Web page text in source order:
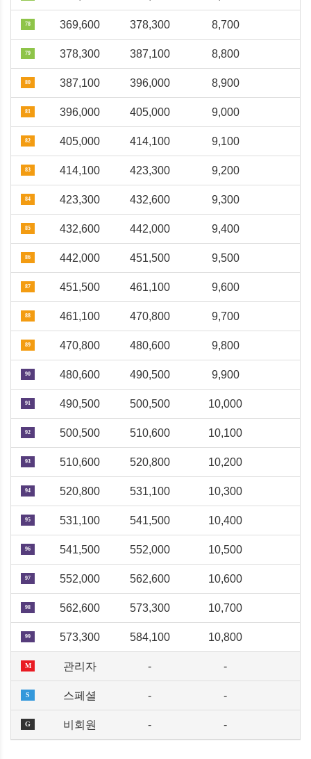
78 369,600 378,300 8,700
79 378,300 387,100 8,800
80 387,100 396,000 8,900
81 396,000 405,000 9,000
82 405,000 414,100 9,100
83 414,100 423,300 9,200
84 423,300 432,600 9,300
85 432,600 442,000 9,400
86 442,000 451,500 9,500
87 451,500 461,100 9,600
88 461,100 470,800 9,700
89 470,800 480,600 9,800
90 480,600 490,500 9,900
91 490,500 500,500 10,000
92 500,500 510,600 10,100
93 510,600 520,800 10,200
94 520,800 531,100 10,300
95 531,100 541,500 10,400
96 541,500 552,000 10,500
97 552,000 562,600 10,600
98 562,600 573,300 10,700
99 573,300 584,100 10,800
M 관리자 - -
S 스페셜 - -
G 비회원 - -